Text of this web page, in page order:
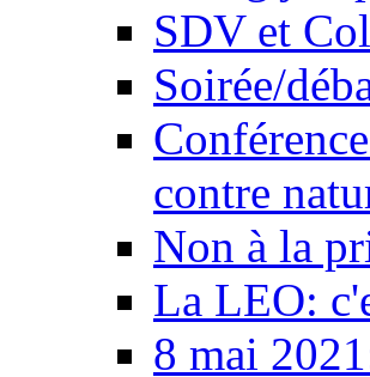
SDV et
Soirée/
contre
Non à la
La LEO:
8 mai